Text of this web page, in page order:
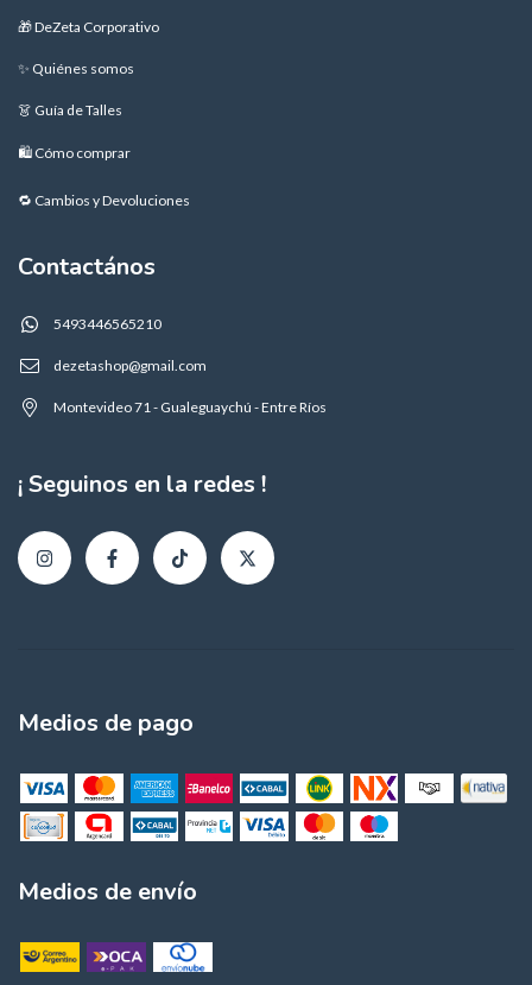
🎁 DeZeta Corporativo
✨ Quiénes somos
👗 Guía de Talles
🛍️ Cómo comprar
🔁 Cambios y Devoluciones
Contactános
5493446565210
dezetashop@gmail.com
Montevideo 71 - Gualeguaychú - Entre Ríos
¡ Seguinos en la redes !
Medios de pago
Medios de envío